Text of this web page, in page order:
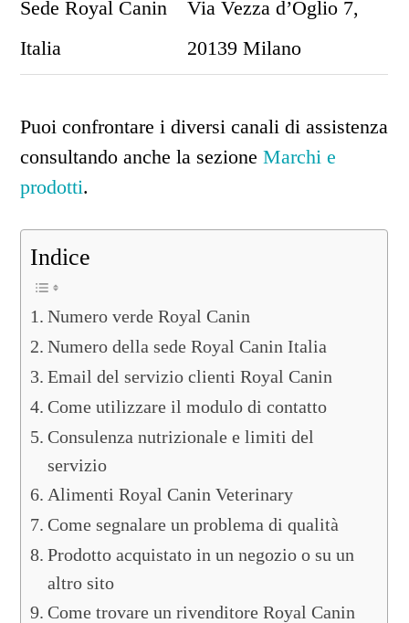
Sede Royal Canin
Italia
Via Vezza d’Oglio 7,
20139 Milano
Puoi confrontare i diversi canali di assistenza
consultando anche la sezioneMarchi e
prodotti.
Indice
Numero verde Royal Canin
Numero della sede Royal Canin Italia
Email del servizio clienti Royal Canin
Come utilizzare il modulo di contatto
Consulenza nutrizionale e limiti del
servizio
Alimenti Royal Canin Veterinary
Come segnalare un problema di qualità
Prodotto acquistato in un negozio o su un
altro sito
Come trovare un rivenditore Royal Canin